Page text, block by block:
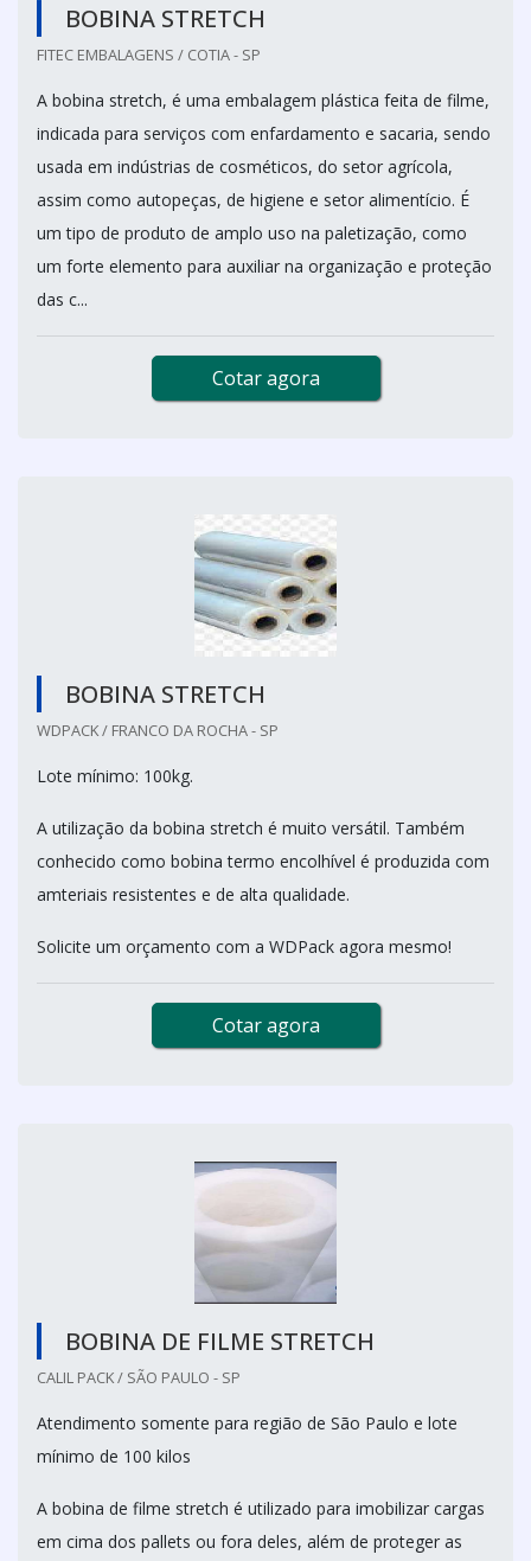
BOBINA STRETCH
FITEC EMBALAGENS / COTIA - SP
A bobina stretch, é uma embalagem plástica feita de filme,
indicada para serviços com enfardamento e sacaria, sendo
usada em indústrias de cosméticos, do setor agrícola,
assim como autopeças, de higiene e setor alimentício. É
um tipo de produto de amplo uso na paletização, como
um forte elemento para auxiliar na organização e proteção
das c...
Cotar agora
BOBINA STRETCH
WDPACK / FRANCO DA ROCHA - SP
Lote mínimo: 100kg.
A utilização da bobina stretch é muito versátil. Também
conhecido como bobina termo encolhível é produzida com
amteriais resistentes e de alta qualidade.
Solicite um orçamento com a WDPack agora mesmo!
Cotar agora
BOBINA DE FILME STRETCH
CALIL PACK / SÃO PAULO - SP
Atendimento somente para região de São Paulo e lote
mínimo de 100 kilos
A bobina de filme stretch é utilizado para imobilizar cargas
em cima dos pallets ou fora deles, além de proteger as